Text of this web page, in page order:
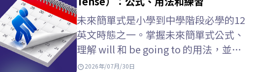
未來簡單式是小學到中學階段必學的12
英文時態之一。掌握未來簡單式公式、
理解 will 和 be going to 的用法，並了
解未來簡單式 未來進行式的差別，將
2026年/07月/30日